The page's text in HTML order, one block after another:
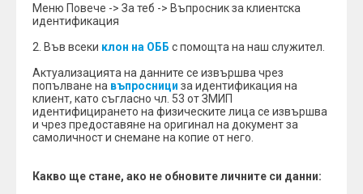
Меню Повече -> За теб -> Въпросник за клиентска
идентификация
2. Във всеки клон на ОББ с помощта на наш служител.
Актуализацията на данните се извършва чрез
попълване на въпросници за идентификация на
клиент, като съгласно чл. 53 от ЗМИП
идентифицирането на физическите лица се извършва
и чрез предоставяне на оригинал на документ за
самоличност и снемане на копие от него.
Какво ще стане, ако не обновите личните си данни: